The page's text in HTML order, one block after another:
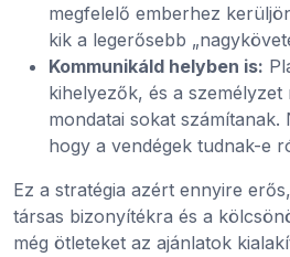
megfelelő emberhez
kik a legerősebb
Kommunikáld helyben is:
kihelyezők, és a személyzet
mondatai sokat
hogy a vendégek tudnak-e
Ez a stratégia azért ennyire
társas bizonyítékra és a
még ötleteket az ajánlatok